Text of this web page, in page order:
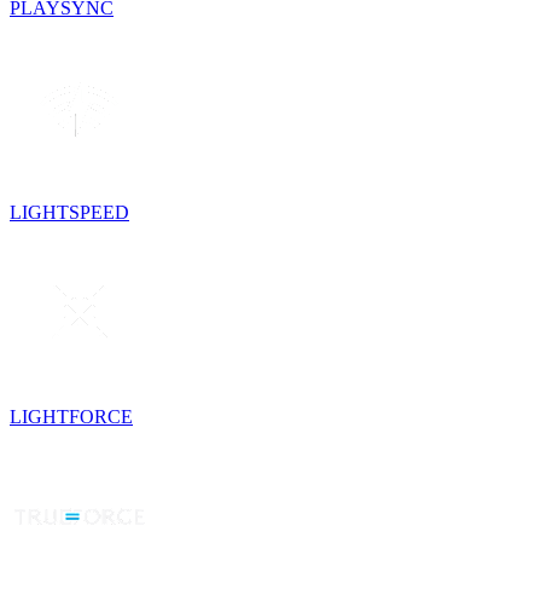
PLAYSYNC
LIGHTSPEED
LIGHTFORCE